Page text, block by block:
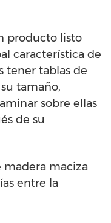
producto listo
característica de
tener tablas de
tamaño,
sobre ellas
de su
madera maciza
entre la